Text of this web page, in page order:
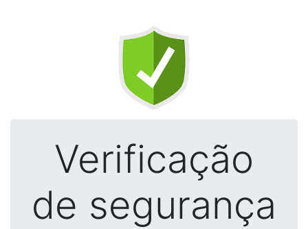
Verificação
de segurança